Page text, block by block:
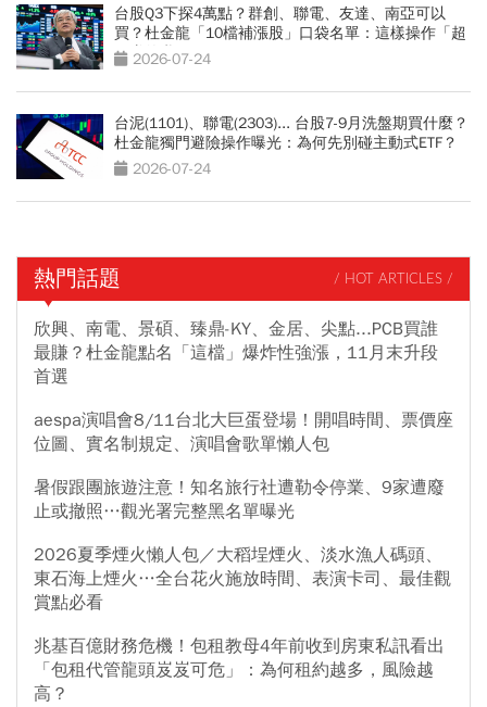
台股Q3下探4萬點？群創、聯電、友達、南亞可以
買？杜金龍「10檔補漲股」口袋名單：這樣操作「超
好賺的啦」
2026-07-24
台泥(1101)、聯電(2303)... 台股7-9月洗盤期買什麼？
杜金龍獨門避險操作曝光：為何先別碰主動式ETF？
2026-07-24
熱門話題 / HOT ARTICLES /
欣興、南電、景碩、臻鼎-KY、金居、尖點...PCB買誰
最賺？杜金龍點名「這檔」爆炸性強漲，11月末升段
首選
aespa演唱會8/11台北大巨蛋登場！開唱時間、票價座
位圖、實名制規定、演唱會歌單懶人包
暑假跟團旅遊注意！知名旅行社遭勒令停業、9家遭廢
止或撤照…觀光署完整黑名單曝光
2026夏季煙火懶人包／大稻埕煙火、淡水漁人碼頭、
東石海上煙火…全台花火施放時間、表演卡司、最佳觀
賞點必看
兆基百億財務危機！包租教母4年前收到房東私訊看出
「包租代管龍頭岌岌可危」：為何租約越多，風險越
高？